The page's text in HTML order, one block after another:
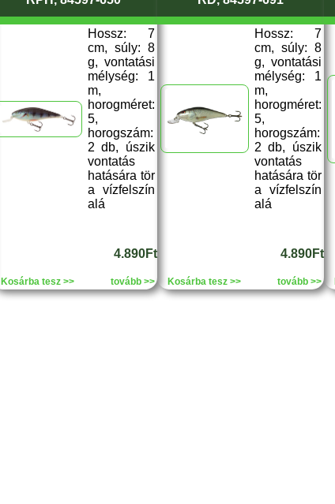
Hossz: 7
cm, súly: 8
g, vontatási
mélység: 1
m,
horogméret:
5,
horogszám:
2 db, úszik
vontatás
hatására tör
a vízfelszín
alá
4.890Ft
Kosárba tesz >> tovább >>
Hossz: 7
cm, súly: 8
g, vontatási
mélység: 1
m,
horogméret:
5,
horogszám:
2 db, úszik
vontatás
hatására tör
a vízfelszín
alá
4.890Ft
Kosárba tesz >> tovább >>